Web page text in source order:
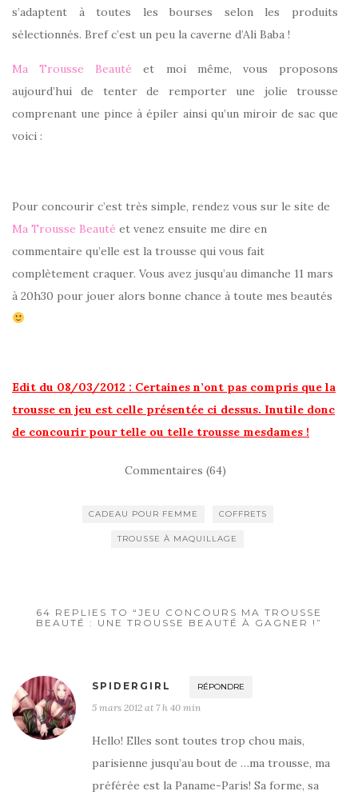
s’adaptent à toutes les bourses selon les produits
sélectionnés. Bref c’est un peu la caverne d’Ali Baba !
Ma Trousse Beauté et moi même, vous proposons
aujourd’hui de tenter de remporter une jolie trousse
comprenant une pince à épiler ainsi qu’un miroir de sac que
voici :
Pour concourir c’est très simple, rendez vous sur le site de
Ma Trousse Beauté et venez ensuite me dire en
commentaire qu’elle est la trousse qui vous fait
complètement craquer. Vous avez jusqu’au dimanche 11 mars
à 20h30 pour jouer alors bonne chance à toute mes beautés
Edit du 08/03/2012 : Certaines n’ont pas compris que la
trousse en jeu est celle présentée ci dessus. Inutile donc
de concourir pour telle ou telle trousse mesdames !
Commentaires (64)
CADEAU POUR FEMME COFFRETS
TROUSSE À MAQUILLAGE
64 REPLIES TO “JEU CONCOURS MA TROUSSE
BEAUTÉ : UNE TROUSSE BEAUTÉ À GAGNER !”
SPIDERGIRL RÉPONDRE
5 mars 2012 at 7 h 40 min
Hello! Elles sont toutes trop chou mais,
parisienne jusqu’au bout de …ma trousse, ma
préférée est la Paname-Paris! Sa forme, sa